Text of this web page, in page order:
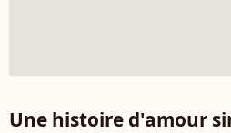
Une histoire d'amour